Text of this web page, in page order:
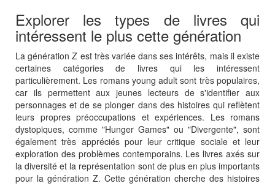
Explorer les types de livres qui
intéressent le plus cette génération
La génération Z est très variée dans ses intérêts, mais il existe
certaines catégories de livres qui les intéressent
particulièrement. Les romans young adult sont très populaires,
car ils permettent aux jeunes lecteurs de s'identifier aux
personnages et de se plonger dans des histoires qui reflètent
leurs propres préoccupations et expériences. Les romans
dystopiques, comme "Hunger Games" ou "Divergente", sont
également très appréciés pour leur critique sociale et leur
exploration des problèmes contemporains. Les livres axés sur
la diversité et la représentation sont de plus en plus importants
pour la génération Z. Cette génération cherche des histoires